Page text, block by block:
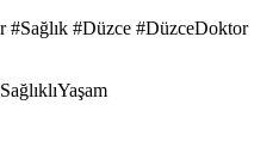
#Düzce #DüzceDoktor